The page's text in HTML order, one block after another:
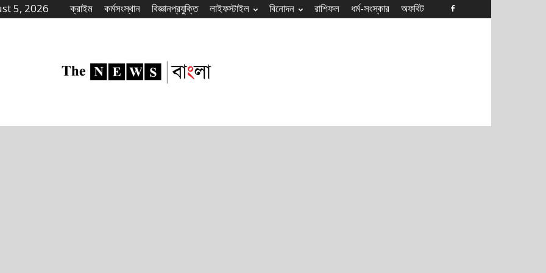
5, 2026 ক্রাইম কর্মসংস্থান বিজ্ঞানপ্রযুক্তি লাইফস্টাইল বিনোদন রাশিফল ধৰ্ম-সংস্কার অফবিট